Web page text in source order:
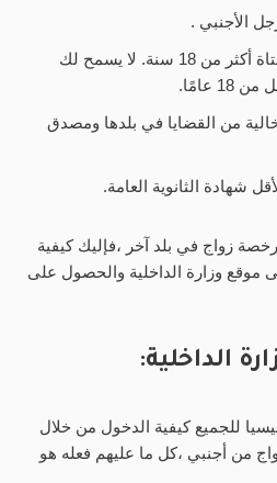
الأجنبي .
أن يكون عمر الزوجة أو الفتاة أكثر من 18 سنة. لا يسمح لك
عامًا.
من القضايا في بلدها ومصدق
شهادة الثانوية العامة.
زواج في بلد آخر ،فإليك كيفية
موقع وزارة الداخلية والحصول على
الداخلية:
للجميع كيفية الدخول من خلال
من أجنبي ،كل ما عليهم فعله هو